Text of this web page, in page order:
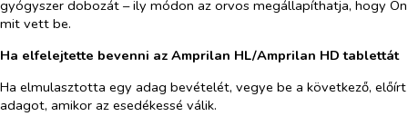
gyógyszer dobozát – ily módon az orvos megállapíthatja, hogy Ön
mit vett be.
Ha elfelejtette bevenni az Amprilan HL/Amprilan HD tablettát
Ha elmulasztotta egy adag bevételét, vegye be a következő, előírt
adagot, amikor az esedékessé válik.